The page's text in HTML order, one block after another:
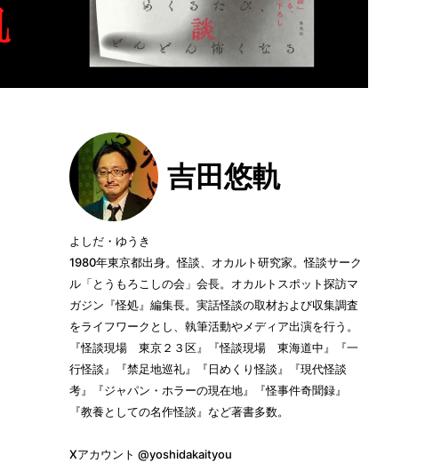
吉田悠軌
よしだ・ゆうき
1980年東京都出身。怪談、オカルト研究家。怪談サーク
ル「とうもろこしの会」会長。オカルトスポット探訪マ
ガジン『怪処』編集長。実話怪談の取材および収集調査
をライフワークとし、執筆活動やメディア出演を行う。
『怪談現場 東京２３区』『怪談現場 東海道中』『一
行怪談』『禁足地巡礼』『日めくり怪談』『現代怪談
考』『ジャパン・ホラーの現在地』『怪事件奇聞録』
『教養としての名作怪談』など著書多数。
Xアカウント @yoshidakaityou